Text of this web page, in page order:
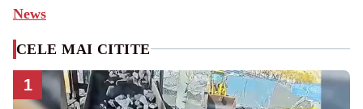
News
CELE MAI CITITE
1